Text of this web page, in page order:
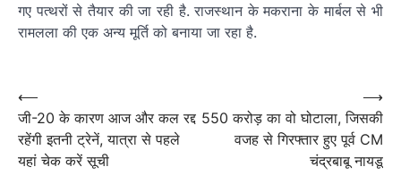
गए पत्थरों से तैयार की जा रही है. राजस्थान के मकराना के मार्बल से भी
रामलला की एक अन्य मूर्ति को बनाया जा रहा है.
navigation
Post
navigation
⟵
जी-20 के कारण आज और कल रद्द
रहेंगी इतनी ट्रेनें, यात्रा से पहले
यहां चेक करें सूची
550 करोड़ का वो घोटाला, जिसकी
वजह से गिरफ्तार हुए पूर्व CM
चंद्रबाबू नायडू
⟶